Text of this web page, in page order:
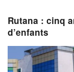
Rutana : cinq
d’enfants